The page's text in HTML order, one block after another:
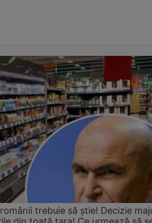
trebuie să știe! Decizie